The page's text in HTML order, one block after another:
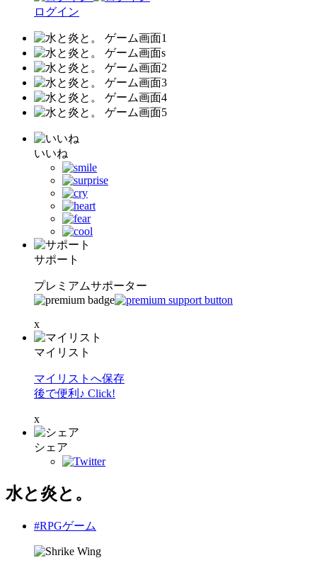
ログイン
いいね
サポート
プレミアムサポーター
x
マイリスト
マイリストへ保存
後で便利♪ Click!
x
シェア
水と炎と。
#RPGゲーム